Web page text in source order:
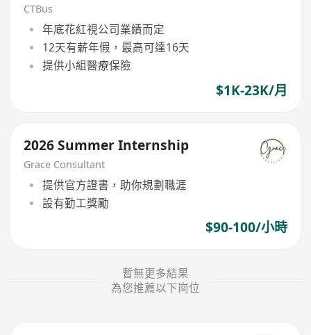
CTBus
年底花紅視公司業績而定
12天有薪年假，最高可達16天
提供小組醫療保險
$1K-23K/月
2026 Summer Internship
Grace Consultant
提供官方證書，助你規劃職涯
設有勤工獎勵
$90-100/小時
暫無更多結果
為您推薦以下崗位